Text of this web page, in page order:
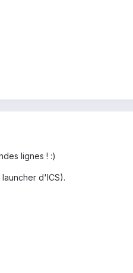
lignes ! :)
d'ICS).